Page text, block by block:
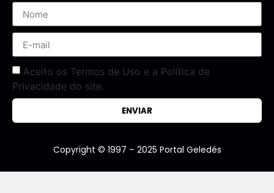
Aceito os Termos de Uso e a Política de
Privacidade do site.
ENVIAR
Copyright © 1997 – 2025 Portal Geledés